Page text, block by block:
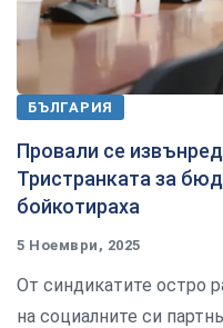
БЪЛГАРИЯ
Провали се
Тристранката за
бойкотираха
5 Ноември, 2025
От синдикатите остро
на социалните си